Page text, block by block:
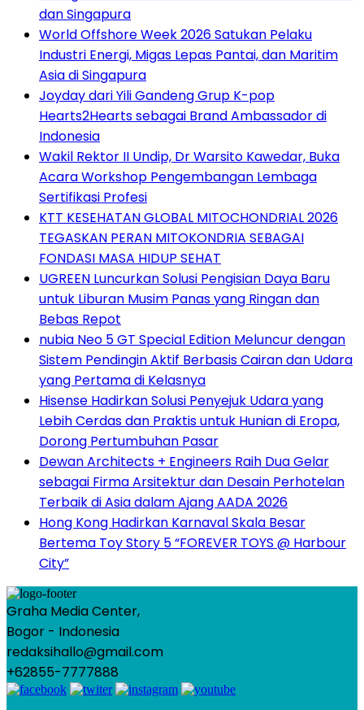
dan Singapura
World Offshore Week 2026 Satukan Pelaku
Industri Energi, Migas Lepas Pantai, dan Maritim
Asia di Singapura
Joyday dari Yili Gandeng Grup K-pop
Hearts2Hearts sebagai Brand Ambassador di
Indonesia
Wakil Rektor II Undip, Dr Warsito Kawedar, Buka
Acara Workshop Pengembangan Lembaga
Sertifikasi Profesi
KTT KESEHATAN GLOBAL MITOCHONDRIAL 2026
TEGASKAN PERAN MITOKONDRIA SEBAGAI
FONDASI MASA HIDUP SEHAT
UGREEN Luncurkan Solusi Pengisian Daya Baru
untuk Liburan Musim Panas yang Ringan dan
Bebas Repot
nubia Neo 5 GT Special Edition Meluncur dengan
Sistem Pendingin Aktif Berbasis Cairan dan Udara
yang Pertama di Kelasnya
Hisense Hadirkan Solusi Penyejuk Udara yang
Lebih Cerdas dan Praktis untuk Hunian di Eropa,
Dorong Pertumbuhan Pasar
Dewan Architects + Engineers Raih Dua Gelar
sebagai Firma Arsitektur dan Desain Perhotelan
Terbaik di Asia dalam Ajang AADA 2026
Hong Kong Hadirkan Karnaval Skala Besar
Bertema Toy Story 5 “FOREVER TOYS @ Harbour
City”
Graha Media Center,
Bogor - Indonesia
redaksihallo@gmail.com
+62855-7777888